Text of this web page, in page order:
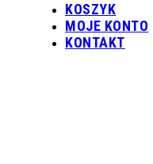
KOSZYK
MOJE KONTO
KONTAKT